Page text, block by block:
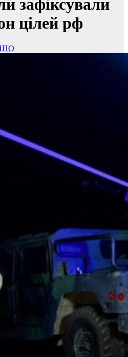
зафіксували
цілей рф